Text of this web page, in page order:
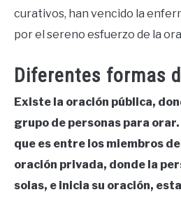
curativos, han vencido la
por el sereno esfuerzo de la
Diferentes formas
Existe la oración pública,
grupo de personas para
que es entre los miembros
oración privada, donde la
solas, e inicia su oración,